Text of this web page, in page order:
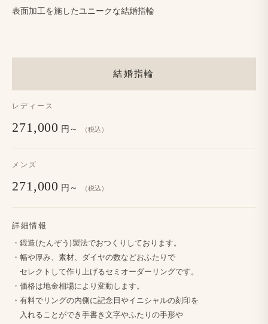
結婚指輪
レディース
271,000 円～ （税込）
メンズ
271,000 円～ （税込）
詳細情報
・鍛造(たんぞう​​)製法で​​おつくりしております。
・幅や​​厚み、​​素材、​​ダイヤの​​数など​​おふたりで
セレクトして​​作り上げる​​セミオーダーリングです。
・価格は​​地金相場に​​より​​変動します。​​
・​有料で​​リングの​​内側に​​記念日や​​イニシャルの​​刻印を
入れる​​ことができ手書き文字や​​ふたりの​​手形や
表面加工を​施した​ユニークな​結婚​指輪